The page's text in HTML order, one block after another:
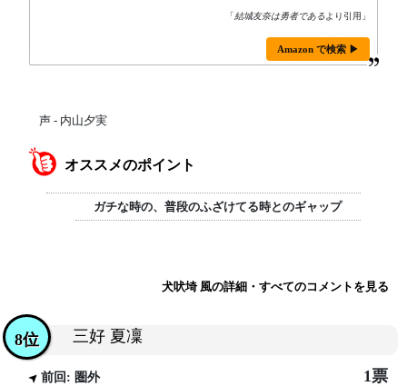
「結城友奈は勇者であるより引用」
Amazon で検索 ▶
声 - 内山夕実
オススメのポイント
ガチな時の、普段のふざけてる時とのギャップ
犬吠埼 風の詳細・すべてのコメントを見る
三好 夏凜
8位
前回: 圏外 1票